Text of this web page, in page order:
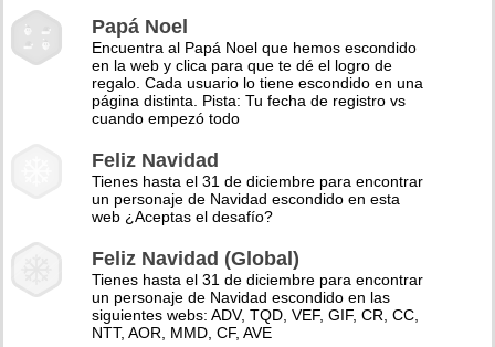
Papá Noel
Encuentra al Papá Noel que hemos escondido
en la web y clica para que te dé el logro de
regalo. Cada usuario lo tiene escondido en una
página distinta. Pista: Tu fecha de registro vs
cuando empezó todo
Feliz Navidad
Tienes hasta el 31 de diciembre para encontrar
un personaje de Navidad escondido en esta
web ¿Aceptas el desafío?
Feliz Navidad (Global)
Tienes hasta el 31 de diciembre para encontrar
un personaje de Navidad escondido en las
siguientes webs: ADV, TQD, VEF, GIF, CR, CC,
NTT, AOR, MMD, CF, AVE